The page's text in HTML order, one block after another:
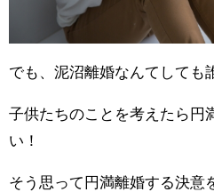
でも、泥沼離婚なんてしても
子供たちのことを考えたら円
い！
そう思って円満離婚する決意